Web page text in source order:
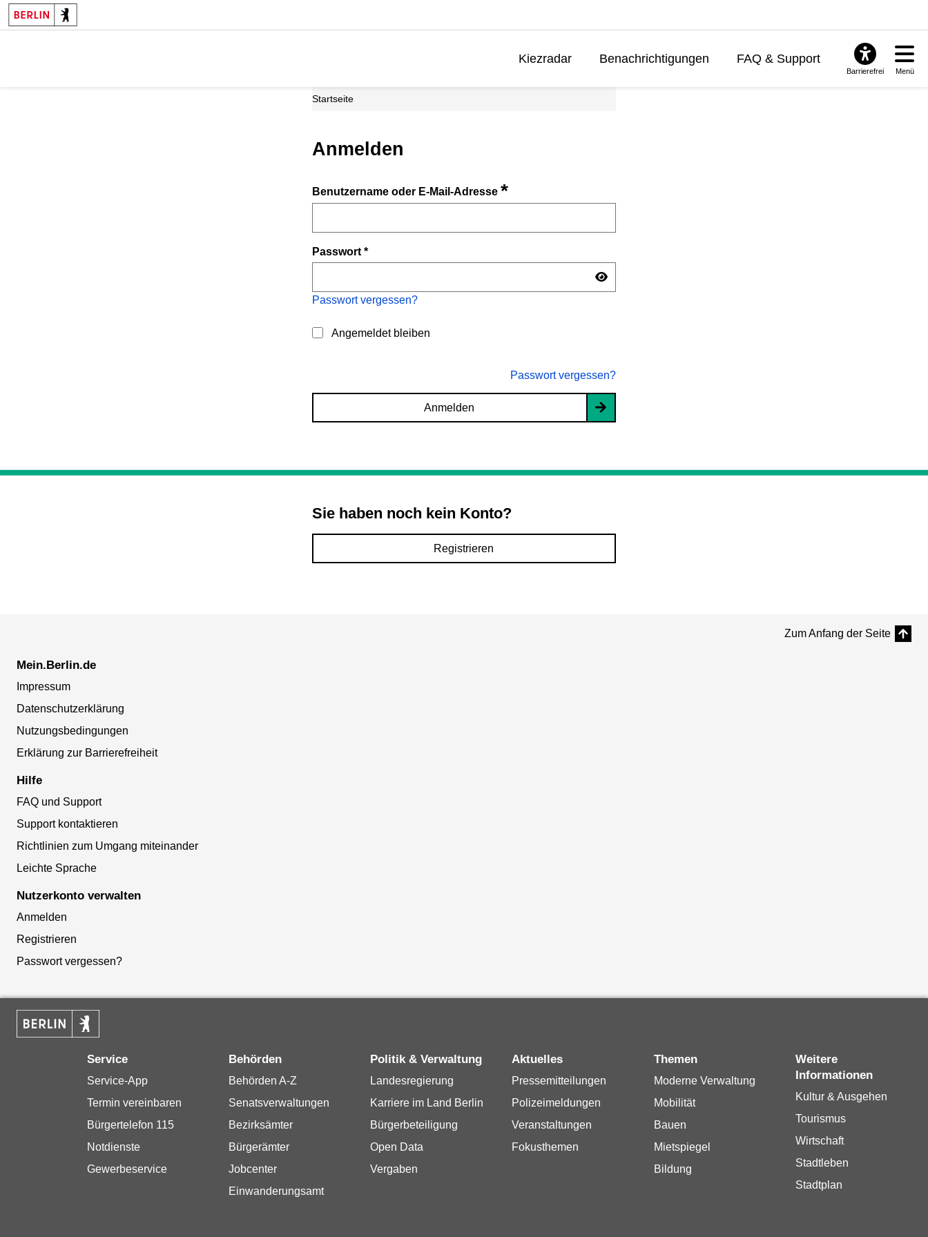
Kiezradar Benachrichtigungen FAQ & Support
Barrierefrei Menü
Startseite
Anmelden
Benutzername oder E-Mail-Adresse*
Passwort*
Passwort vergessen?
Angemeldet bleiben
Passwort vergessen?
Anmelden
Sie haben noch kein Konto?
Registrieren
Zum Anfang der Seite
Mein.Berlin.de
Impressum
Datenschutzerklärung
Nutzungsbedingungen
Erklärung zur Barrierefreiheit
Hilfe
FAQ und Support
Support kontaktieren
Richtlinien zum Umgang miteinander
Leichte Sprache
Nutzerkonto verwalten
Anmelden
Registrieren
Passwort vergessen?
Service
Service-App
Termin vereinbaren
Bürgertelefon 115
Notdienste
Gewerbeservice
Behörden
Behörden A-Z
Senatsverwaltungen
Bezirksämter
Bürgerämter
Jobcenter
Einwanderungsamt
Politik & Verwaltung
Landesregierung
Karriere im Land Berlin
Bürgerbeteiligung
Open Data
Vergaben
Aktuelles
Pressemitteilungen
Polizeimeldungen
Veranstaltungen
Fokusthemen
Themen
Moderne Verwaltung
Mobilität
Bauen
Mietspiegel
Bildung
Weitere
Informationen
Kultur & Ausgehen
Tourismus
Wirtschaft
Stadtleben
Stadtplan